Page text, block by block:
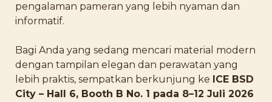
pengalaman pameran yang lebih nyaman dan
informatif.
Bagi Anda yang sedang mencari material modern
dengan tampilan elegan dan perawatan yang
lebih praktis, sempatkan berkunjung ke ICE BSD
City – Hall 6, Booth B No. 1 pada 8–12 Juli 2026